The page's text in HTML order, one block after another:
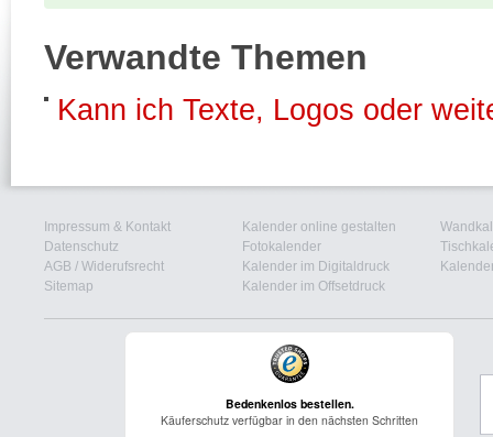
Verwandte Themen
Kann ich Texte, Logos oder
Impressum & Kontakt
Datenschutz
AGB / Widerufsrecht
Sitemap
Kalender online gestalten
Fotokalender
Kalender im Digitaldruck
Kalender im Offsetdruck